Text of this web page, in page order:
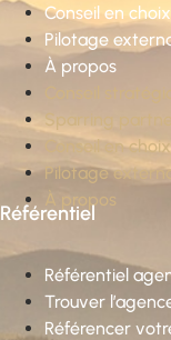
Conseil en
Pilotage
À propos
Conseil
Sparring
Conseil en
Pilotage
À propos
Référentiel
Référentiel
Trouver
Référencer